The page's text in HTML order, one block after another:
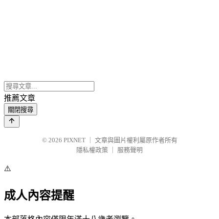
推薦文章
關閉搜尋
© 2026 PIXNET
文章與圖片權利屬原作者所有
隱私權政策
服務聲明
⚠️
成人內容提醒